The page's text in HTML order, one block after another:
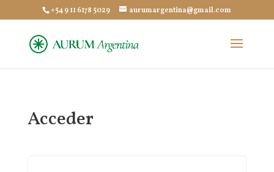
+54 9 11 6178 5029 aurumargentina@gmail.com
Acceder